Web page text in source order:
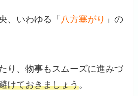
、いわゆる「 八方塞がり 」の
り、物事もスムーズに進みづ
けておきましょう。